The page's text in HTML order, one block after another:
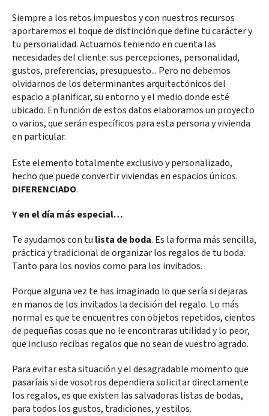
Siempre a los retos impuestos y con nuestros recursos
aportaremos el toque de distinción que define tu carácter y
tu personalidad. Actuamos teniendo en cuenta las
necesidades del cliente: sus percepciones, personalidad,
gustos, preferencias, presupuesto... Pero no debemos
olvidarnos de los determinantes arquitectónicos del
espacio a planificar, su entorno y el medio donde esté
ubicado. En función de estos datos elaboramos un proyecto
o varios, que serán específicos para esta persona y vivienda
en particular.
Este elemento totalmente exclusivo y personalizado,
hecho que puede convertir viviendas en espacios únicos.
DIFERENCIADO.
Y en el día más especial…
Te ayudamos con tu lista de boda. Es la forma más sencilla,
práctica y tradicional de organizar los regalos de tu boda.
Tanto para los novios como para los invitados.
Porque alguna vez te has imaginado lo que sería si dejaras
en manos de los invitados la decisión del regalo. Lo más
normal es que te encuentres con objetos repetidos, cientos
de pequeñas cosas que no le encontraras utilidad y lo peor,
que incluso recibas regalos que no sean de vuestro agrado.
Para evitar esta situación y el desagradable momento que
pasaríais si de vosotros dependiera solicitar directamente
los regalos, es que existen las salvadoras listas de bodas,
para todos los gustos, tradiciones, y estilos.